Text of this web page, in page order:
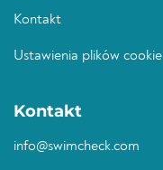
Kontakt
Ustawienia plików cookie
Kontakt
info@swimcheck.com